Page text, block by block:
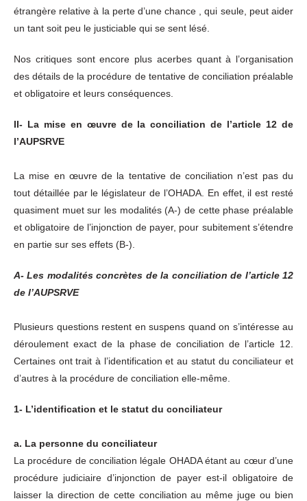
étrangère relative à la perte d’une chance , qui seule, peut aider
un tant soit peu le justiciable qui se sent lésé.
Nos critiques sont encore plus acerbes quant à l’organisation
des détails de la procédure de tentative de conciliation préalable
et obligatoire et leurs conséquences.
II- La mise en œuvre de la conciliation de l’article 12 de
l’AUPSRVE
La mise en œuvre de la tentative de conciliation n’est pas du
tout détaillée par le législateur de l’OHADA. En effet, il est resté
quasiment muet sur les modalités (A-) de cette phase préalable
et obligatoire de l’injonction de payer, pour subitement s’étendre
en partie sur ses effets (B-).
A- Les modalités concrètes de la conciliation de l’article 12
de l’AUPSRVE
Plusieurs questions restent en suspens quand on s’intéresse au
déroulement exact de la phase de conciliation de l’article 12.
Certaines ont trait à l’identification et au statut du conciliateur et
d’autres à la procédure de conciliation elle-même.
1- L’identification et le statut du conciliateur
a. La personne du conciliateur
La procédure de conciliation légale OHADA étant au cœur d’une
procédure judiciaire d’injonction de payer est-il obligatoire de
laisser la direction de cette conciliation au même juge ou bien